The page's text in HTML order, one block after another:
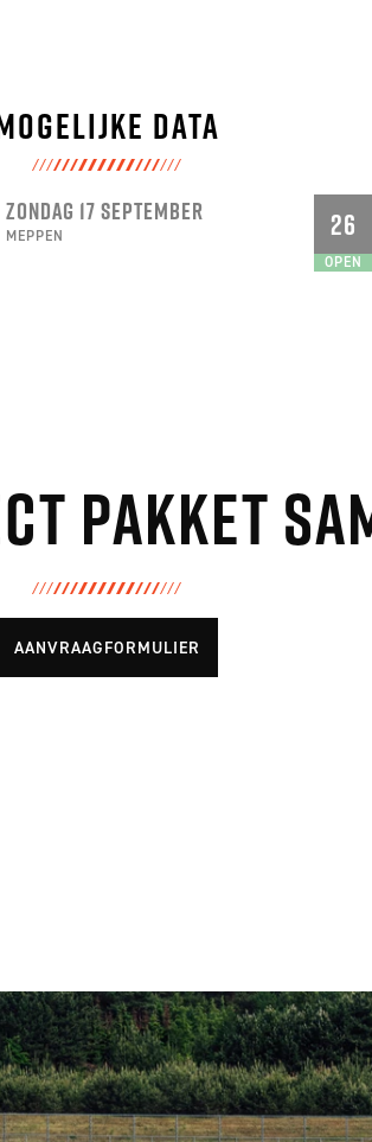
data
ZONDAG 17 SEPTEMBER
MEPPEN 26
OPEN
pakket
AANVRAAGFORMULIER